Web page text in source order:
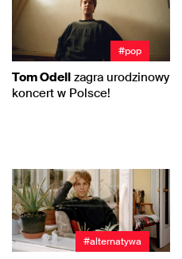
#pop
Tom Odell zagra urodzinowy
koncert w Polsce!
#alternatywa